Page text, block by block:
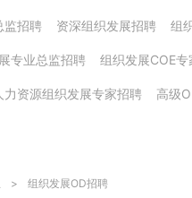
监招聘 资深组织发展招聘 组
专业总监招聘 组织发展COE专
力资源组织发展专家招聘 高级
> 组织发展OD招聘